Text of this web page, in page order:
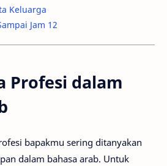
Keluarga
Jam 12
Profesi dalam
bapakmu sering ditanyakan
dalam bahasa arab. Untuk